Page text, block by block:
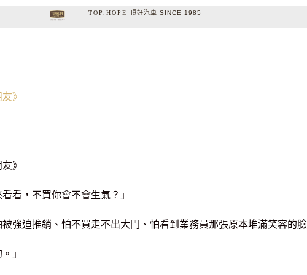
TOP.HOPE頂好汽車 SINCE 1985
》
》
看，不買你會不會生氣？」
迫推銷、怕不買走不出大門、怕看到業務員那張原本堆滿笑容的臉
」